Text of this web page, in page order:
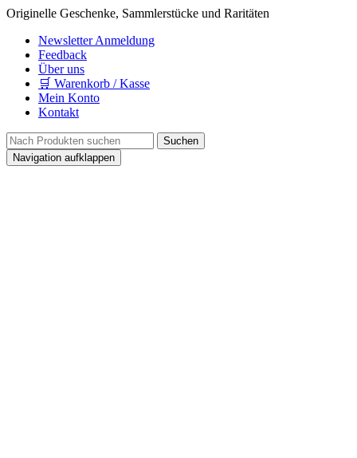
Originelle Geschenke, Sammlerstücke und Raritäten
Newsletter Anmeldung
Feedback
Über uns
🛒 Warenkorb / Kasse
Mein Konto
Kontakt
Navigation aufklappen